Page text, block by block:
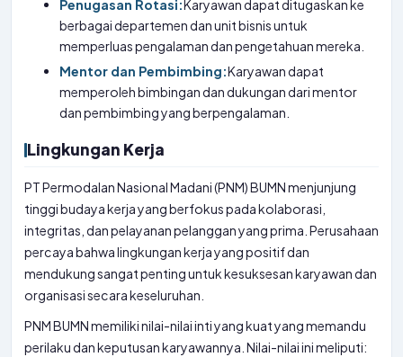
Penugasan Rotasi:Karyawan dapat ditugaskan ke
berbagai departemen dan unit bisnis untuk
memperluas pengalaman dan pengetahuan mereka.
Mentor dan Pembimbing:Karyawan dapat
memperoleh bimbingan dan dukungan dari mentor
dan pembimbing yang berpengalaman.
Lingkungan Kerja
PT Permodalan Nasional Madani (PNM) BUMN menjunjung
tinggi budaya kerja yang berfokus pada kolaborasi,
integritas, dan pelayanan pelanggan yang prima. Perusahaan
percaya bahwa lingkungan kerja yang positif dan
mendukung sangat penting untuk kesuksesan karyawan dan
organisasi secara keseluruhan.
PNM BUMN memiliki nilai-nilai inti yang kuat yang memandu
perilaku dan keputusan karyawannya. Nilai-nilai ini meliputi: